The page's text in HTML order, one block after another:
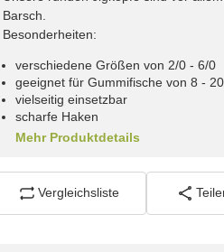
Barsch.
Besonderheiten:
verschiedene Größen von 2/0 - 6/0
geeignet für Gummifische von 8 -
vielseitig einsetzbar
scharfe Haken
Mehr Produktdetails
Vergleichsliste